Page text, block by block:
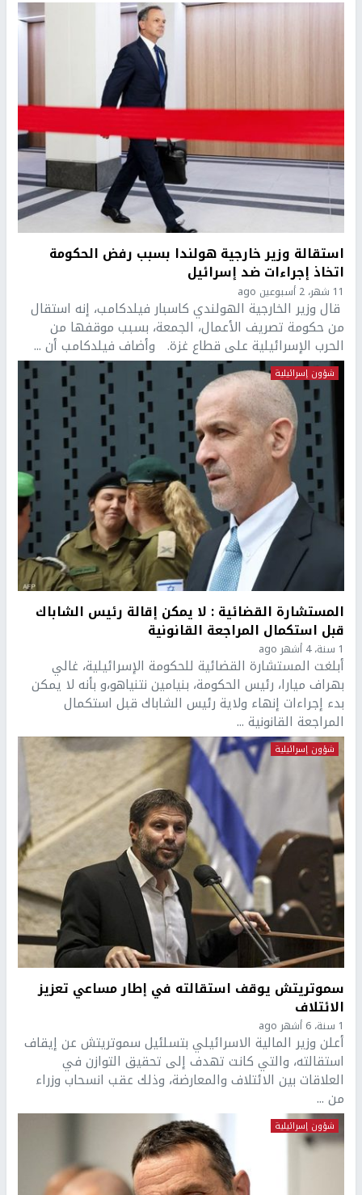
استقالة وزير خارجية هولندا بسبب رفض الحكومة
اتخاذ إجراءات ضد إسرائيل
11 شهر، 2 أسبوعين ago
قال وزير الخارجية الهولندي كاسبار فيلدكامب، إنه استقال
من حكومة تصريف الأعمال، الجمعة، بسبب موقفها من
الحرب الإسرائيلية على قطاع غزة. وأضاف فيلدكامب أن ...
شؤون إسرائيلية
المستشارة القضائية : لا يمكن إقالة رئيس الشاباك
قبل استكمال المراجعة القانونية
1 سنة، 4 أشهر ago
أبلغت المستشارة القضائية للحكومة الإسرائيلية، غالي
بهراف ميارا، رئيس الحكومة، بنيامين نتنياهو،و بأنه لا يمكن
بدء إجراءات إنهاء ولاية رئيس الشاباك قبل استكمال
المراجعة القانونية ...
شؤون إسرائيلية
سموتريتش يوقف استقالته في إطار مساعي تعزيز
الائتلاف
1 سنة، 6 أشهر ago
أعلن وزير المالية الاسرائيلي بتسلئيل سموتريتش عن إيقاف
استقالته، والتي كانت تهدف إلى تحقيق التوازن في
العلاقات بين الائتلاف والمعارضة، وذلك عقب انسحاب وزراء
من ...
شؤون إسرائيلية